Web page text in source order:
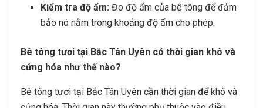
Kiểm tra độ ẩm: Đo độ ẩm của bê tông để đảm
bảo nó nằm trong khoảng độ ẩm cho phép.
Bê tông tươi tại Bắc Tân Uyên có thời gian khô và
cứng hóa như thế nào?
Bê tông tươi tại Bắc Tân Uyên cần thời gian để khô và